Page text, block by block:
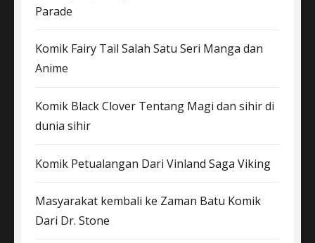
Parade
Komik Fairy Tail Salah Satu Seri Manga dan
Anime
Komik Black Clover Tentang Magi dan sihir di
dunia sihir
Komik Petualangan Dari Vinland Saga Viking
Masyarakat kembali ke Zaman Batu Komik
Dari Dr. Stone